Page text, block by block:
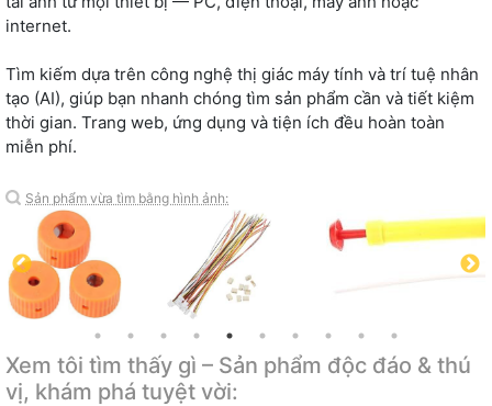
internet.
Tìm kiếm dựa trên công nghệ thị giác máy tính và trí tuệ nhân
tạo (AI), giúp bạn nhanh chóng tìm sản phẩm cần và tiết kiệm
thời gian. Trang web, ứng dụng và tiện ích đều hoàn toàn
miễn phí.
Sản phẩm vừa tìm bằng hình ảnh:
Xem tôi tìm thấy gì – Sản phẩm độc đáo & thú
vị, khám phá tuyệt vời: